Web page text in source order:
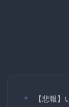
【悲報